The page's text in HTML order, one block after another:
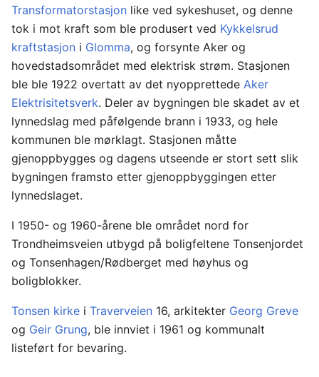
Transformatorstasjon like ved sykeshuset, og denne
tok i mot kraft som ble produsert ved Kykkelsrud
kraftstasjon i Glomma, og forsynte Aker og
hovedstadsområdet med elektrisk strøm. Stasjonen
ble ble 1922 overtatt av det nyopprettede Aker
Elektrisitetsverk. Deler av bygningen ble skadet av et
lynnedslag med påfølgende brann i 1933, og hele
kommunen ble mørklagt. Stasjonen måtte
gjenoppbygges og dagens utseende er stort sett slik
bygningen framsto etter gjenoppbyggingen etter
lynnedslaget.
I 1950- og 1960-årene ble området nord for
Trondheimsveien utbygd på boligfeltene Tonsenjordet
og Tonsenhagen/Rødberget med høyhus og
boligblokker.
Tonsen kirke i Traverveien 16, arkitekter Georg Greve
og Geir Grung, ble innviet i 1961 og kommunalt
listeført for bevaring.